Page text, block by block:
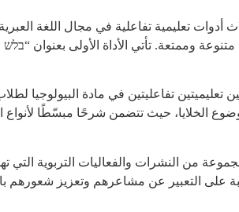
تعليمية تفاعلية في مجال اللغة
تعليميتين تفاعليتين في مادة البيولوجيا
الخلايا، حيث تتضمن شرحًا مبسّطًا لأنواع
من النشرات والفعاليات التربوية
التعبير عن مشاعرهم وتعزيز شعورهم